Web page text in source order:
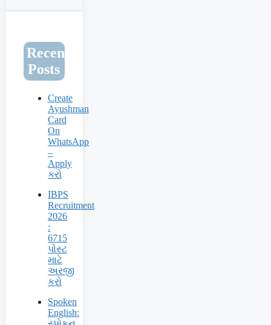
Recent
Posts
Create
Ayushman
Card
On
WhatsApp
–
Apply
કરો
IBPS
Recruitment
2026
:
6715
પોસ્ટ
માટે
અરજી
કરો
Spoken
English: